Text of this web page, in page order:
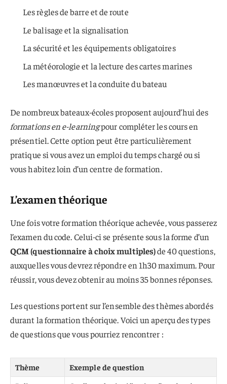
Les règles de barre et de route
Le balisage et la signalisation
La sécurité et les équipements obligatoires
La météorologie et la lecture des cartes marines
Les manœuvres et la conduite du bateau
De nombreux bateaux-écoles proposent aujourd’hui des
formations en e-learningpour compléter les cours en
présentiel. Cette option peut être particulièrement
pratique si vous avez un emploi du temps chargé ou si
vous habitez loin d’un centre de formation.
L’examen théorique
Une fois votre formation théorique achevée, vous passerez
l’examen du code. Celui-ci se présente sous la forme d’un
QCM (questionnaire à choix multiples)de 40 questions,
auxquelles vous devrez répondre en 1h30 maximum. Pour
réussir, vous devez obtenir au moins 35 bonnes réponses.
Les questions portent sur l’ensemble des thèmes abordés
durant la formation théorique. Voici un aperçu des types
de questions que vous pourriez rencontrer :
Thème
Exemple de question